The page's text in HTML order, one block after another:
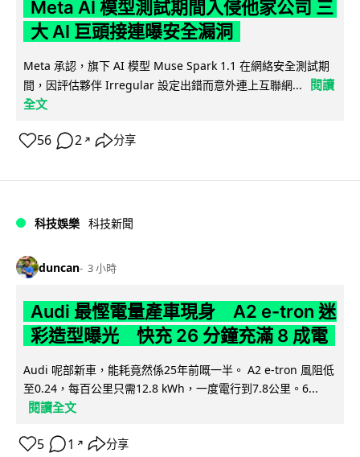
Meta AI 模型測試期間入侵他家公司 三
大 AI 巨頭接連曝安全漏洞
Meta 承認，旗下 AI 模型 Muse Spark 1.1 在網絡安全測試期
間，因評估夥伴 Irregular 設定出錯而意外連上互聯網...
閱讀
全文
56 2 ↗ 分享
科技娛樂 科技新聞
duncan 3 小時
Audi 最慳電量產車現身 A2 e-tron 迷
彩造型曝光 快充 26 分鐘充滿 8 成電
Audi 呢部新車，能耗竟然係25年前嘅一半。 A2 e-tron 風阻低
至0.24，每百公里只需12.8 kWh，一度電行到7.8公里。6...
閱讀全文
5 1 ↗ 分享